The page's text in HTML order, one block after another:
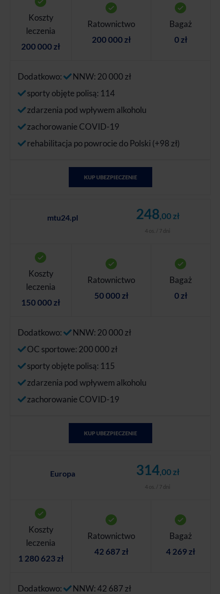
Koszty
leczenia
200 000 zł
Ratownictwo
200 000 zł
Bagaż
0 zł
Dodatkowo:
NNW: 20 000 zł
sporty objęte polisą: 114
zdarzenia pod wpływem alkoholu
zachorowanie COVID-19
rehabilitacja po powrocie do Polski (+98 zł)
KUP UBEZPIECZENIE
mtu24.pl 248,00 zł
4 os. / 7 dni
Koszty
leczenia
150 000 zł
Ratownictwo
50 000 zł
Bagaż
0 zł
Dodatkowo:
NNW: 20 000 zł
OC sportowe: 200 000 zł
sporty objęte polisą: 115
zdarzenia pod wpływem alkoholu
zachorowanie COVID-19
KUP UBEZPIECZENIE
Europa 314,00 zł
4 os. / 7 dni
Koszty
leczenia
1 280 623 zł
Ratownictwo
42 687 zł
Bagaż
4 269 zł
Dodatkowo:
NNW: 42 687 zł